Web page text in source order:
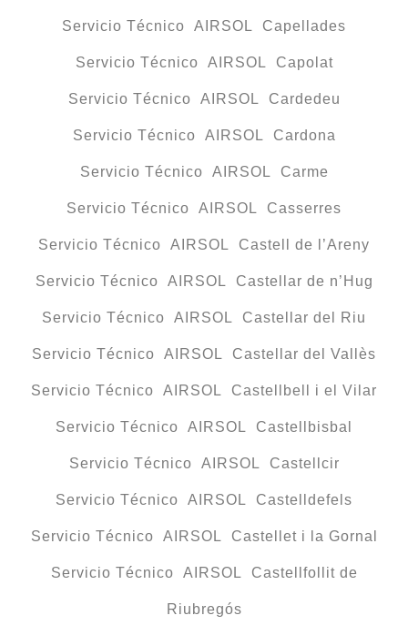
Servicio Técnico AIRSOL Capellades
Servicio Técnico AIRSOL Capolat
Servicio Técnico AIRSOL Cardedeu
Servicio Técnico AIRSOL Cardona
Servicio Técnico AIRSOL Carme
Servicio Técnico AIRSOL Casserres
Servicio Técnico AIRSOL Castell de l’Areny
Servicio Técnico AIRSOL Castellar de n’Hug
Servicio Técnico AIRSOL Castellar del Riu
Servicio Técnico AIRSOL Castellar del Vallès
Servicio Técnico AIRSOL Castellbell i el Vilar
Servicio Técnico AIRSOL Castellbisbal
Servicio Técnico AIRSOL Castellcir
Servicio Técnico AIRSOL Castelldefels
Servicio Técnico AIRSOL Castellet i la Gornal
Servicio Técnico AIRSOL Castellfollit de
Riubregós